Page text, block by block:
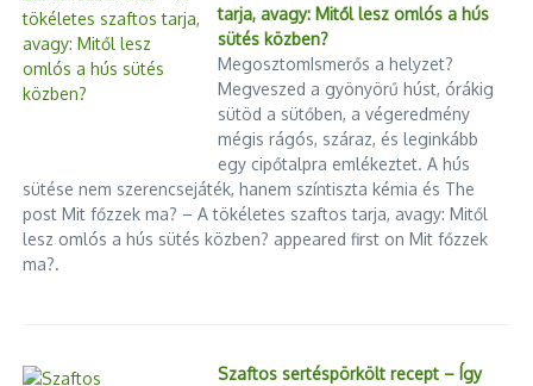
Hatalmas tarlótűz pusztított Székesfehérvár határában –
lakóingatlanok váltak a lángok martalékává
„A száraz fű túlélheti, a kiszáradt fa nem – így kellene
gazdálkodnunk a vízzel”
Végszükség esetén így kapcsolhatják le az áramot
Magyarországon
versenyprogramjában a Mommy BlueError 503
tarja, avagy: Mitől lesz omlós a hús
sütés közben?
MegosztomIsmerős a helyzet?
Megveszed a gyönyörű húst, órákig
sütöd a sütőben, a végeredmény
mégis rágós, száraz, és leginkább
egy cipőtalpra emlékeztet. A hús
sütése nem szerencsejáték, hanem színtiszta kémia és The
post Mit főzzek ma? – A tökéletes szaftos tarja, avagy: Mitől
lesz omlós a hús sütés közben? appeared first on Mit főzzek
ma?.
Szaftos sertéspörkölt recept – Így